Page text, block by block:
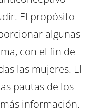
El propósito
algunas
con el fin de
las mujeres. El
pautas de los
información.